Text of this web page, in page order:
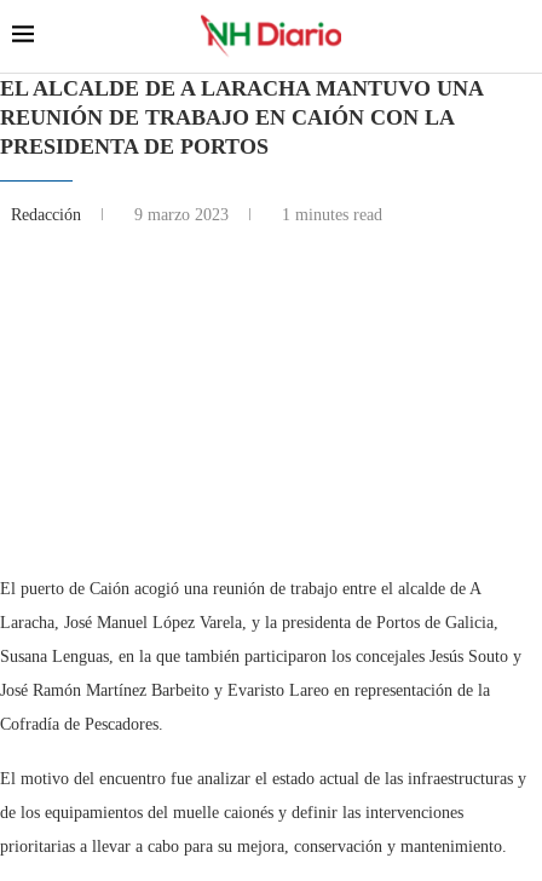
EL ALCALDE DE A LARACHA MANTUVO UNA
REUNIÓN DE TRABAJO EN CAIÓN CON LA
PRESIDENTA DE PORTOS
Redacción 9 marzo 2023 1 minutes read
El puerto de Caión acogió una reunión de trabajo entre el alcalde de A
Laracha, José Manuel López Varela, y la presidenta de Portos de Galicia,
Susana Lenguas, en la que también participaron los concejales Jesús Souto y
José Ramón Martínez Barbeito y Evaristo Lareo en representación de la
Cofradía de Pescadores.
El motivo del encuentro fue analizar el estado actual de las infraestructuras y
de los equipamientos del muelle caionés y definir las intervenciones
prioritarias a llevar a cabo para su mejora, conservación y mantenimiento.